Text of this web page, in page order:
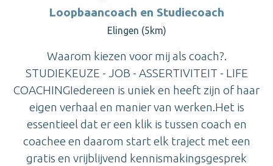
Loopbaancoach en Studiecoach
Elingen (5km)
Waarom kiezen voor mij als coach?.
STUDIEKEUZE - JOB - ASSERTIVITEIT - LIFE
COACHINGIedereen is uniek en heeft zijn of haar
eigen verhaal en manier van werken.Het is
essentieel dat er een klik is tussen coach en
coachee en daarom start elk traject met een
gratis en vrijblijvend kennismakingsgesprek